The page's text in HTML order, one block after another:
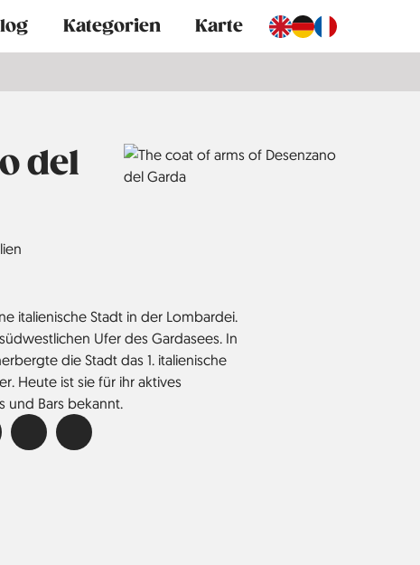
Kategorien Karte
del
italienische Stadt in der Lombardei.
Ufer des Gardasees. In
die Stadt das 1. italienische
Heute ist sie für ihr aktives
und Bars bekannt.